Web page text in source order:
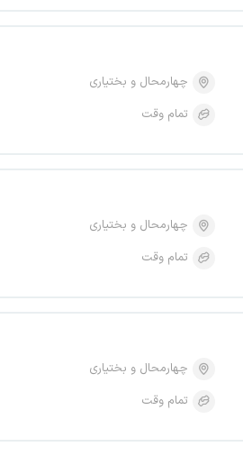
چهارمحال و بختیاری
تمام وقت
چهارمحال و بختیاری
تمام وقت
چهارمحال و بختیاری
تمام وقت